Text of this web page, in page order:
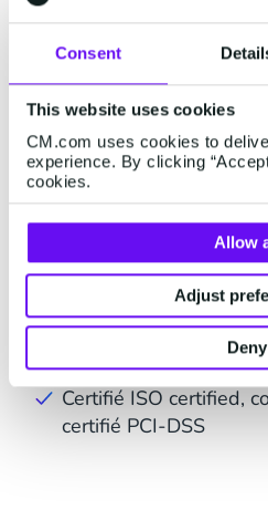
Consent
This website uses cookies
CM.com uses cookies to
experience. By clicking
cookies.
Allow
Adjust
Deny
Technologie &
Monitoring 24/7,
à accès rapide
Plateforme et Logiciel
développés en interne
Évolutivité garantie,
redondance globale
Certifié ISO certified,
certifié PCI-DSS